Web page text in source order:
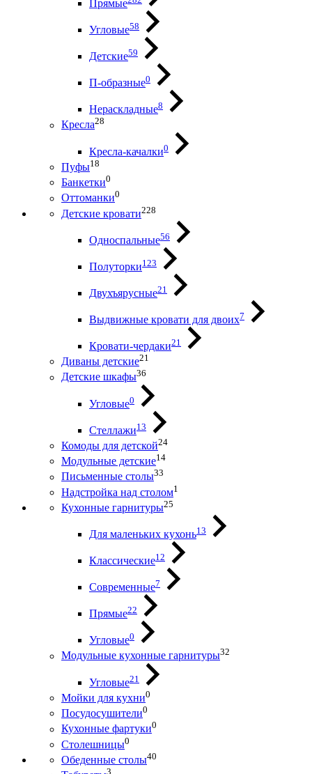
Прямые
Угловые58
Детские59
П-образные0
Нераскладные8
Кресла28
Кресла-качалки0
Пуфы18
Банкетки0
Оттоманки0
Детские кровати228
Односпальные56
Полуторки123
Двухъярусные21
Выдвижные кровати для двоих7
Кровати-чердаки21
Диваны детские21
Детские шкафы36
Угловые0
Стеллажи13
Комоды для детской24
Модульные детские14
Письменные столы33
Надстройка над столом1
Кухонные гарнитуры25
Для маленьких кухонь13
Классические12
Современные7
Прямые22
Угловые0
Модульные кухонные гарнитуры32
Угловые21
Мойки для кухни0
Посудосушители0
Кухонные фартуки0
Столешницы0
Обеденные столы40
3